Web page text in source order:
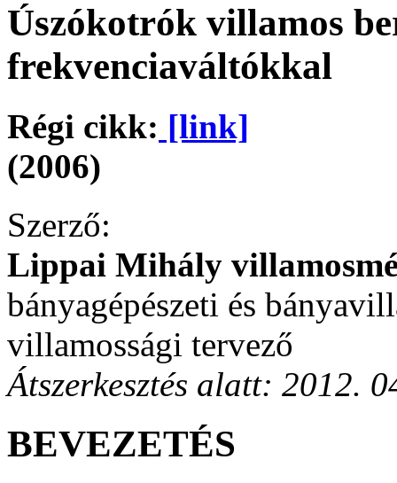
Úszókotrók villamos
frekvenciaváltókkal
Régi cikk: [link]
(2006)
Szerző:
Lippai Mihály
bányagépészeti és
villamossági tervező
Átszerkesztés alatt: 2012.
BEVEZETÉS